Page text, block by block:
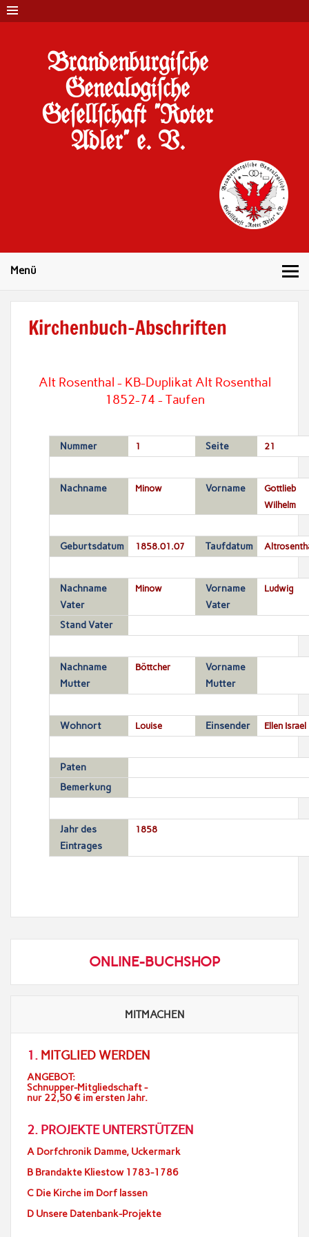
Brandenburgi#che
Genealogi#che
Ge#ell#chaft "Roter
Adler" e. V.
Menü
Kirchenbuch-Abschriften
Alt Rosenthal - KB-Duplikat Alt Rosenthal
1852-74 - Taufen
Nummer 1 Seite 21
Nachname Minow Vorname
Gottlieb
Wilhelm
Geburtsdatum 1858.01.07 Taufdatum
Nachname
Vater
Minow
Vorname
Vater
Ludwig
Stand Vater
Nachname
Mutter
Böttcher
Vorname
Mutter
Wohnort Louise Einsender Ellen Israel
Paten
Bemerkung
Jahr des
Eintrages
1858
ONLINE-BUCHSHOP
MITMACHEN
1. MITGLIED WERDEN
ANGEBOT:
Schnupper-Mitgliedschaft -
nur 22,50 € im ersten Jahr.
2. PROJEKTE UNTERSTÜTZEN
A Dorfchronik Damme, Uckermark
B Brandakte Kliestow 1783-1786
C Die Kirche im Dorf lassen
D Unsere Datenbank-Projekte